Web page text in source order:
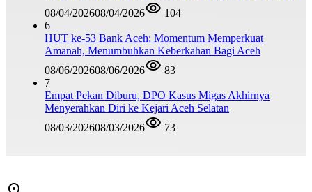
08/04/202608/04/2026
104
6
HUT ke-53 Bank Aceh: Momentum Memperkuat
Amanah, Menumbuhkan Keberkahan Bagi Aceh
08/06/202608/06/2026
83
7
Empat Pekan Diburu, DPO Kasus Migas Akhirnya
Menyerahkan Diri ke Kejari Aceh Selatan
08/03/202608/03/2026 73